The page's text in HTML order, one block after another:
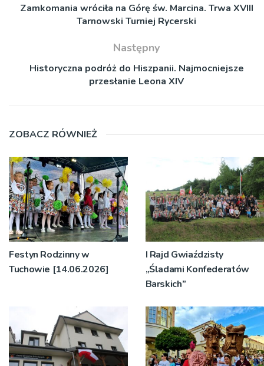
Zamkomania wróciła na Górę św. Marcina. Trwa XVIII
Tarnowski Turniej Rycerski
Następny
Historyczna podróż do Hiszpanii. Najmocniejsze
przesłanie Leona XIV
ZOBACZ RÓWNIEŻ
Festyn Rodzinny w
Tuchowie [14.06.2026]
I Rajd Gwiaździsty
„Śladami Konfederatów
Barskich”